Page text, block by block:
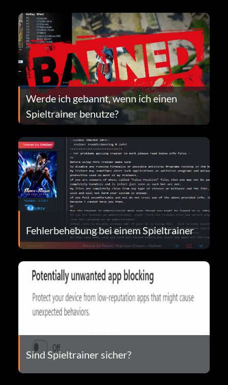
Werde ich gebannt, wenn ich einen
Spieltrainer benutze?
Fehlerbehebung bei einem Spieltrainer
Sind Spieltrainer sicher?